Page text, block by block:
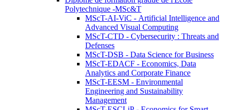
Polytechnique -MSc&T
MScT-AI-ViC - Artificial Intelligence and
Advanced Visual Computing
MScT-CTD - Cybersecurity : Threats and
Defenses
MScT-DSB - Data Science for Business
MScT-EDACF - Economics, Data
Analytics and Corporate Finance
MScT-EESM - Environmental
Engineering and Sustainability
Management